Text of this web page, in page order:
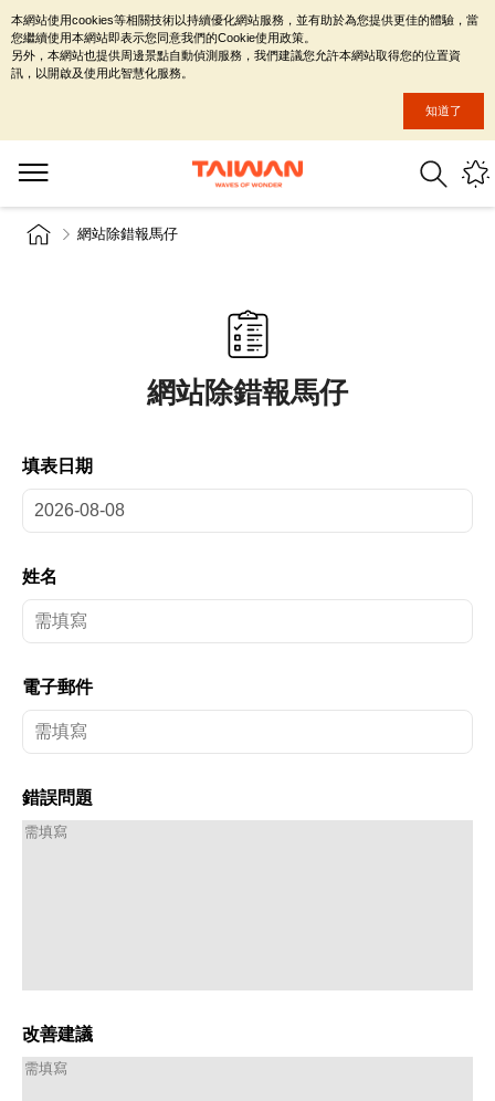
網站除錯報馬仔
網站除錯報馬仔
填表日期
姓名
電子郵件
錯誤問題
改善建議
本網站使用cookies等相關技術以持續優化網站服務，並有助於為您提供更佳的體驗，當
您繼續使用本網站即表示您同意我們的Cookie使用政策。
另外，本網站也提供周邊景點自動偵測服務，我們建議您允許本網站取得您的位置資
訊，以開啟及使用此智慧化服務。
知道了